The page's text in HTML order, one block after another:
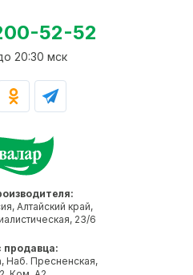
Алтайский край,
23/6
продавца:
Наб. Пресненская,
52-52
20:30 мск